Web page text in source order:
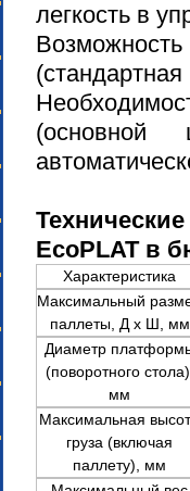
легкость в
EcoPLAT в
Характеристика
Максимальный
паллеты, Д х Ш, мм
Диаметр
(поворотного
мм
Максимальная
груза (включая
паллету), мм